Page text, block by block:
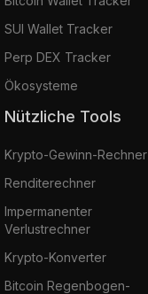
SUI Wallet Tracker
Perp DEX Tracker
Ökosysteme
Nützliche Tools
Krypto-Gewinn-Rechner
Renditerechner
Impermanenter
Verlustrechner
Krypto-Konverter
Bitcoin Regenbogen-